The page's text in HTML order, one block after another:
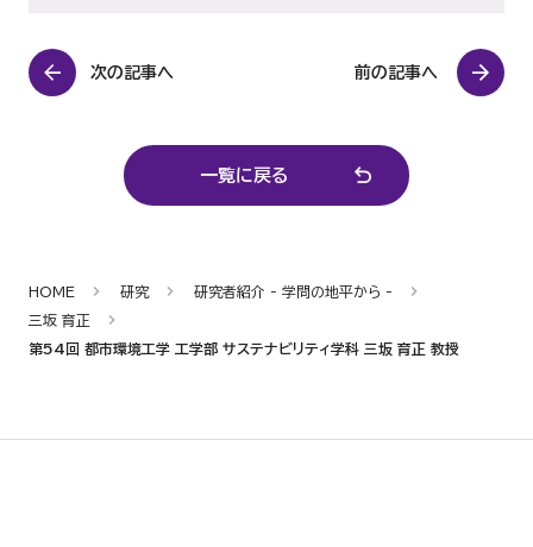
次の記事へ 前の記事へ
一覧に戻る
HOME 研究
研究者紹介 - 学問の地平から -
三坂 育正
第54回 都市環境工学 工学部 サステナビリティ学科 三坂 育正 教授